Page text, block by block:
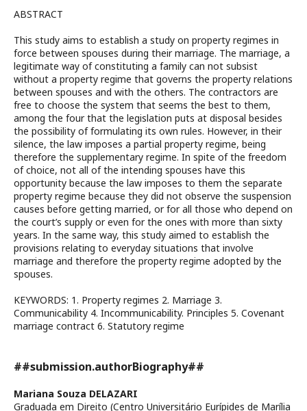
ABSTRACT
This study aims to establish a study on property regimes in
force between spouses during their marriage. The marriage, a
legitimate way of constituting a family can not subsist
without a property regime that governs the property relations
between spouses and with the others. The contractors are
free to choose the system that seems the best to them,
among the four that the legislation puts at disposal besides
the possibility of formulating its own rules. However, in their
silence, the law imposes a partial property regime, being
therefore the supplementary regime. In spite of the freedom
of choice, not all of the intending spouses have this
opportunity because the law imposes to them the separate
property regime because they did not observe the suspension
causes before getting married, or for all those who depend on
the court’s supply or even for the ones with more than sixty
years. In the same way, this study aimed to establish the
provisions relating to everyday situations that involve
marriage and therefore the property regime adopted by the
spouses.
KEYWORDS: 1. Property regimes 2. Marriage 3.
Communicability 4. Incommunicability. Principles 5. Covenant
marriage contract 6. Statutory regime
##submission.authorBiography##
Mariana Souza DELAZARI
Graduada em Direito (Centro Universitário Eurípides de Marília